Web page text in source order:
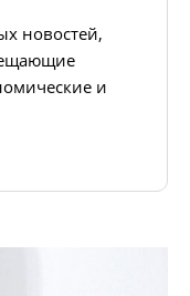
новостей,
и